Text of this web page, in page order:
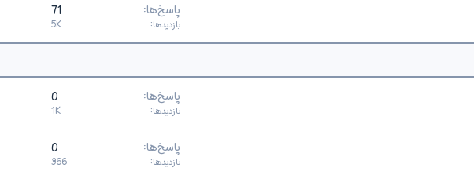
ب
ن
پاسخ‌ها 71
بازدیدها 5K
پاسخ‌ها 0
بازدیدها 1K
پاسخ‌ها 0
بازدیدها 366